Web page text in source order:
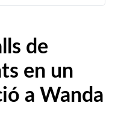
de
en un
a Wanda